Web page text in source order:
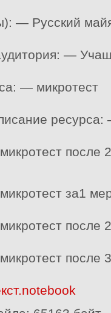
— Русский
—
— микротест
после
за1
после
после